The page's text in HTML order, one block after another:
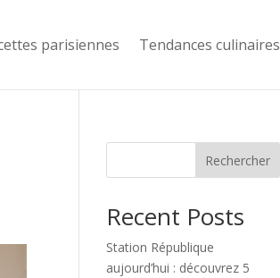
parisiennes Tendances culinaires
Rechercher
Recent Posts
Station République
aujourd’hui : découvrez 5